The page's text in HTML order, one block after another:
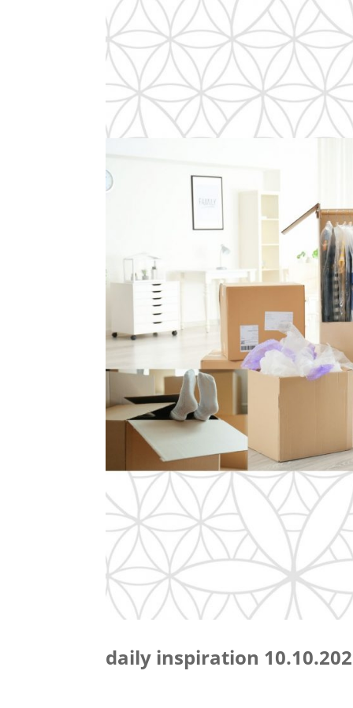
daily inspiration